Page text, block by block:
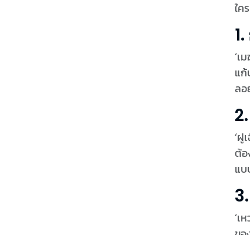
ใค
‘เ
แก้
ล
‘ฝู
ต้อ
แบ
‘เ